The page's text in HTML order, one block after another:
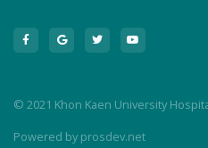
© 2021 Khon Kaen University
Powered by prosdev.net